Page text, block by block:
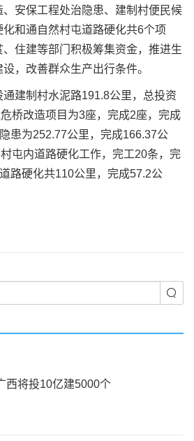
安保工程处治隐患、建制村便民候
和通自然村屯道路硬化共6个项
、住建等部门积极筹集资金，推进生
，改善群众生产出行条件。
制村水泥路191.8公里，总投资
桥改造项目为3座，完成2座，完成
患为252.77公里，完成166.37公
屯内道路硬化工作，完工20条，完
路硬化共110公里，完成57.2公
西将投10亿建5000个